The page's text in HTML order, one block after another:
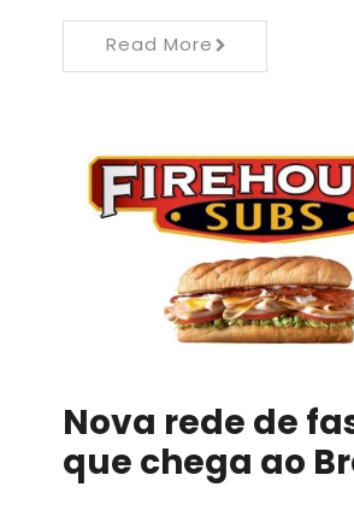
Read More
Nova rede de
que chega ao